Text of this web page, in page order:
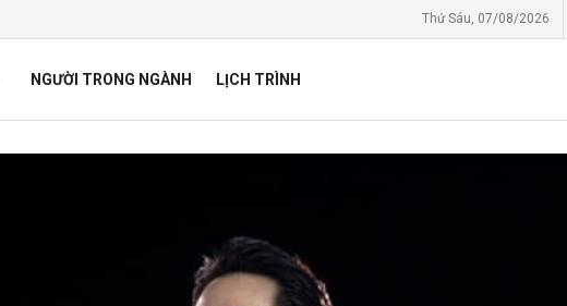
Thứ Sáu, 07/08/2026
NGƯỜI TRONG NGÀNH LỊCH TRÌNH